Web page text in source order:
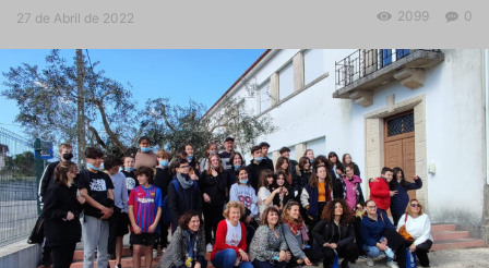
27 de Abril de 2022 0
2099